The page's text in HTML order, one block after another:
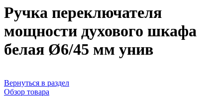
Ручка переключателя
мощности духового шкафа
белая Ø6/45 мм унив
Вернуться в раздел
Обзор товара